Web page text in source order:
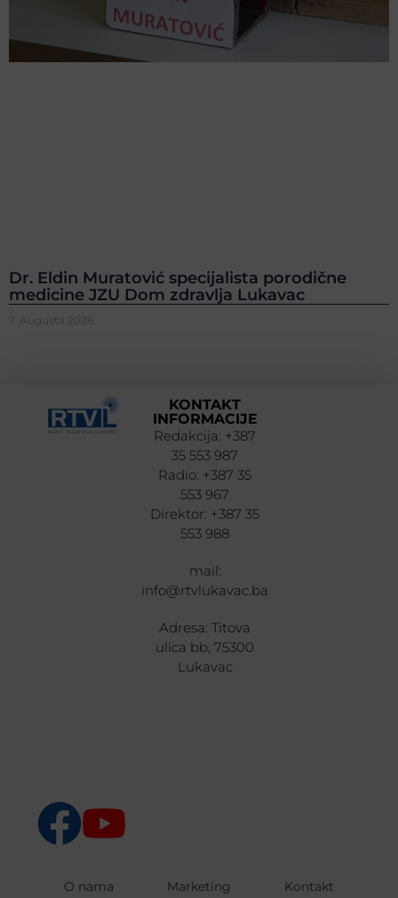
Dr. Eldin Muratović specijalista porodične
medicine JZU Dom zdravlja Lukavac
7. Augusta 2026.
KONTAKT
INFORMACIJE
Redakcija: +387
35 553 987
Radio: +387 35
553 967
Direktor: +387 35
553 988
mail:
info@rtvlukavac.ba
Adresa: Titova
ulica bb, 75300
Lukavac
O nama Marketing Kontakt